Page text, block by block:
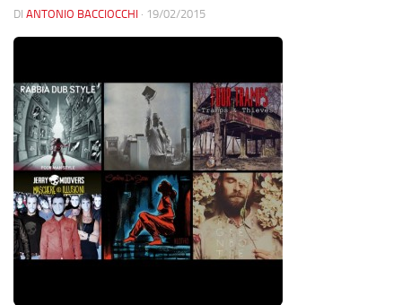
DI ANTONIO BACCIOCCHI · 19/02/2015